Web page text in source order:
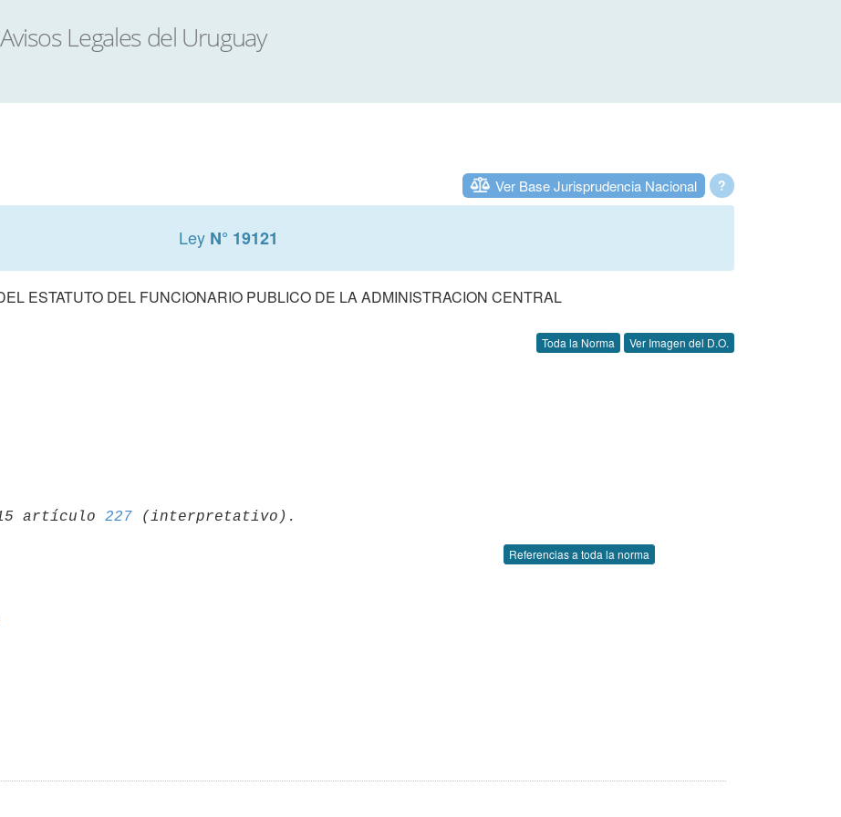
?
Ver Base Jurisprudencia Nacional
Ley N° 19121
ESTATUTO DEL FUNCIONARIO PUBLICO DE LA ADMINISTRACION CENTRAL
Toda la Norma Ver Imagen del D.O.
artículo 227
Referencias a toda la norma